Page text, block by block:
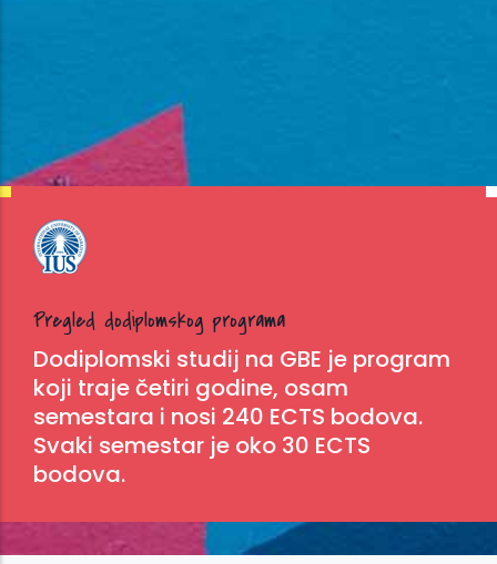
Pregled dodiplomskog programa
Dodiplomski studij na GBE je program
koji traje četiri godine, osam
semestara i nosi 240 ECTS bodova.
Svaki semestar je oko 30 ECTS
bodova.